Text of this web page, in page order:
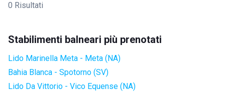
0 Risultati
Stabilimenti balneari più prenotati
Lido Marinella Meta - Meta (NA)
Bahia Blanca - Spotorno (SV)
Lido Da Vittorio - Vico Equense (NA)